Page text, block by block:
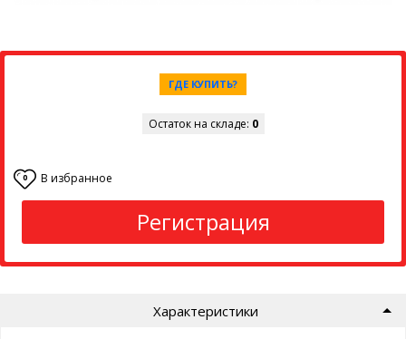
ГДЕ КУПИТЬ?
Остаток на складе: 0
0 В избранное
Регистрация
Характеристики